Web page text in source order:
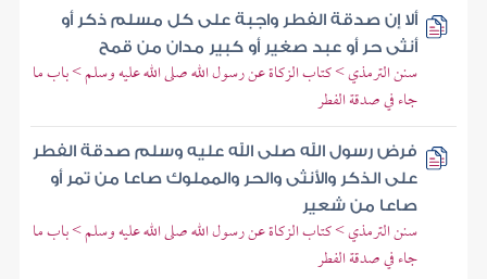
ألا إن صدقة الفطر واجبة على كل مسلم ذكر أو
أنثى حر أو عبد صغير أو كبير مدان من قمح
سنن الترمذي > كتاب الزكاة عن رسول الله صلى الله عليه وسلم > باب ما
جاء في صدقة الفطر
فرض رسول الله صلى الله عليه وسلم صدقة الفطر
على الذكر والأنثى والحر والمملوك صاعا من تمر أو
صاعا من شعير
سنن الترمذي > كتاب الزكاة عن رسول الله صلى الله عليه وسلم > باب ما
جاء في صدقة الفطر